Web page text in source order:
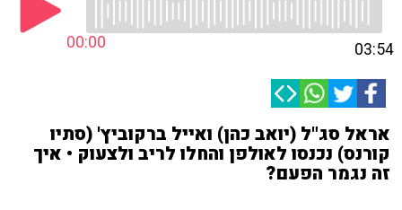
00:00 03:54
אראל סג"ל (יואב כהן) ואייל ברקוביץ' (סתיו
קורנס) נכנסו לאולפן והחלו לריב ולצעוק • איך
זה נגמר הפעם?